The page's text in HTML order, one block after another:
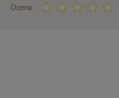
Ocena: